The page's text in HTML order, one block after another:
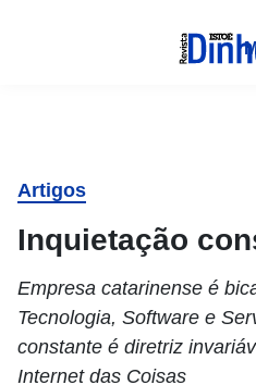
Artigos
Inquietação
Empresa catarinense é
Tecnologia, Software e
constante é diretriz
Internet das Coisas